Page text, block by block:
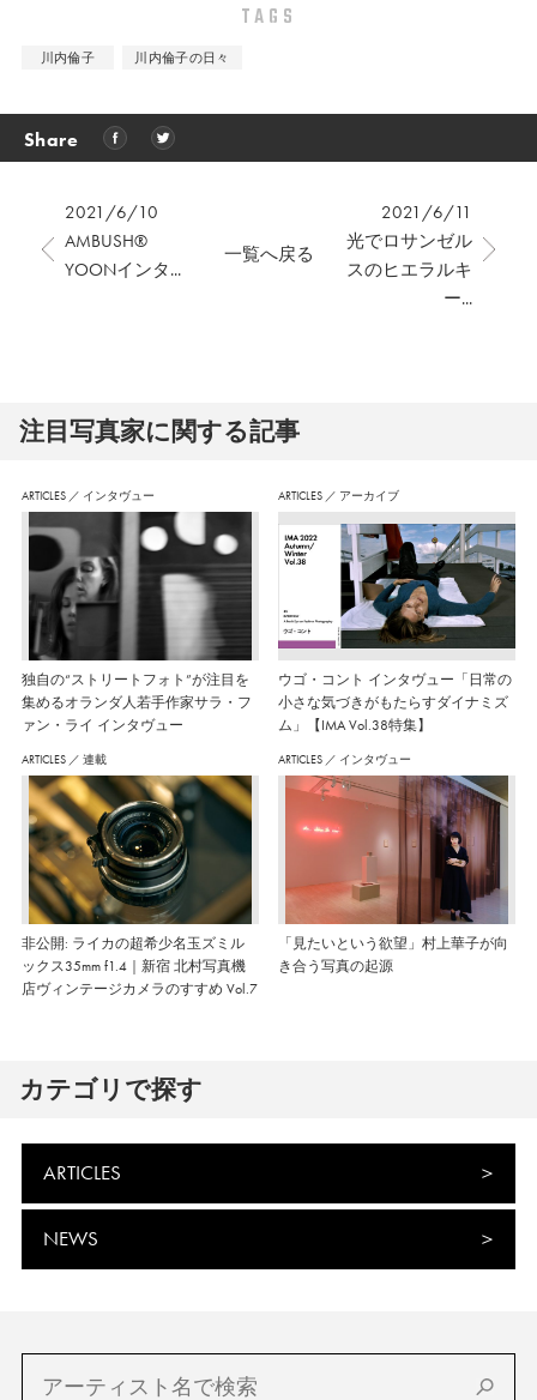
TAGS
川内倫子 川内倫子の日々
Share
2021/6/10
AMBUSH®
YOONインタ...
2021/6/11
光でロサンゼル
スのヒエラルキ
ー...
一覧へ戻る
注⽬写真家に関する記事
ARTICLES ／ インタヴュー
独自の“ストリートフォト”が注目を
集めるオランダ人若手作家サラ・フ
ァン・ライ インタヴュー
ARTICLES ／ アーカイブ
ウゴ・コント インタヴュー「日常の
小さな気づきがもたらすダイナミズ
ム」【IMA Vol.38特集】
ARTICLES ／ 連載
非公開: ライカの超希少名玉ズミル
ックス35mm f1.4｜新宿 北村写真機
店ヴィンテージカメラのすすめ Vol.7
ARTICLES ／ インタヴュー
「見たいという欲望」村上華子が向
き合う写真の起源
カテゴリで探す
ARTICLES
NEWS